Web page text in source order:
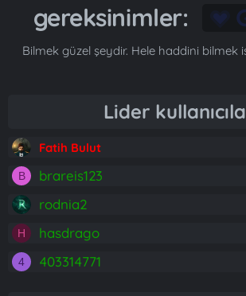
gereksinimler:
Bilmek güzel şeydir. Hele haddini bilmek
Lider
Fatih Bulut
B brareis123
rodnia2
H hasdrago
4 403314771